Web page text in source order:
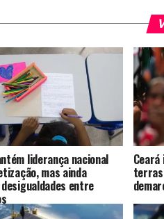
liderança nacional
mas ainda
entre
terras